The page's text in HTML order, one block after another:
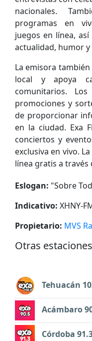
nacionales.
programas en
juegos en línea,
actualidad, humor
La emisora
local y apoya
comunitarios.
promociones y
de proporcionar
en la ciudad. Exa
conciertos y
exclusiva en vivo.
línea gratis a través
Eslogan: "Sobre
Indicativo: XHNY-
Propietario: MVS
Otras
Tehuacán
Acámbaro
Córdoba